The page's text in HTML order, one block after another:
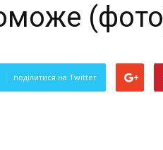
поділитися на Twitter